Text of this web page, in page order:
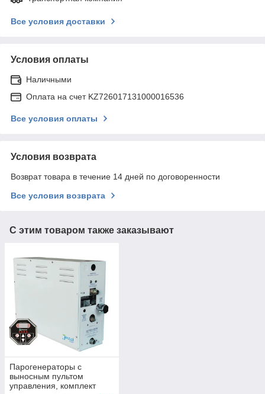
Все условия доставки
Условия оплаты
Наличными
Оплата на счет KZ726017131000016536
Все условия оплаты
Условия возврата
Возврат товара в течение 14 дней по договоренности
Все условия возврата
С этим товаром также заказывают
Парогенераторы с
выносным пультом
управления, комплект